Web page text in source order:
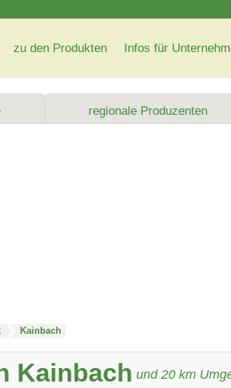
zu den Produkten Infos für
regionale Produzenten
Kainbach
Kainbach und 20 km